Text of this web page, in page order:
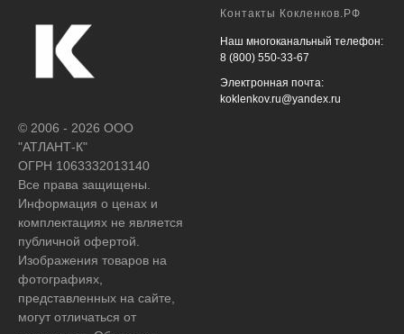
© 2006 - 2026 ООО
"АТЛАНТ-К"
ОГРН 1063332013140
Все права защищены.
Информация о ценах и
комплектациях не является
публичной офертой.
Изображения товаров на
фотографиях,
представленных на сайте,
могут отличаться от
Контакты Кокленков.РФ
Наш многоканальный телефон:
8 (800) 550-33-67
Электронная почта:
koklenkov.ru@yandex.ru